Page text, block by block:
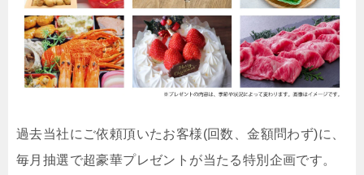
過去当社にご依頼頂いたお客様(回数、金額問わず)に、
毎月抽選で超豪華プレゼントが当たる特別企画です。